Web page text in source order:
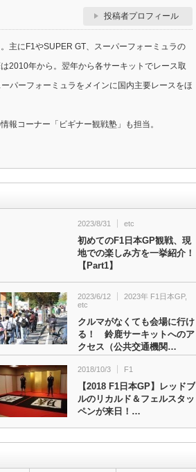
投稿者プロフィール
主にF1やSUPER GT、スーパーフォーミュラの
2010年から。翌年から各サーキットでレース取
パーフォーミュラをメインに国内主要レースをほ
報コーナー「ビギナー観戦塾」も担当。
2023/8/31 etc
初めてのF1日本GP観戦、現
地での楽しみ方を一挙紹介！
【Part1】
2023/6/12 2023年 F1日本GP,
etc
クルマがなくても会場に行け
る！ 鈴鹿サーキットへのア
クセス（公共交通機関…
2018/10/3 F1
【2018 F1日本GP】レッドブ
ルのリカルド＆フェルスタッ
ペンが来日！…